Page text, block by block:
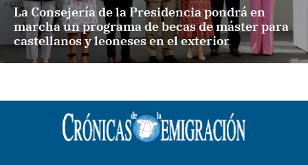
La Consejería de la Presidencia pondrá en
marcha un programa de becas de máster para
castellanos y leoneses en el exterior